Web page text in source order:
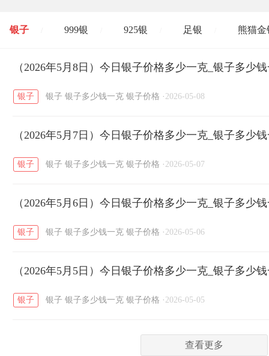
银子 999银 925银 足银 熊猫金
开国纪念币 大清银币 / 长城币 / 老
菜百 周生生 周大生
六福 / 金至尊 / 潮宏基 / 亚一金店
（2026年5月8日）今日银子价格多少一克_银子多少
银子 银子 银子多少钱一克 银子价格 · 2026-05-08
（2026年5月7日）今日银子价格多少一克_银子多少
银子 银子 银子多少钱一克 银子价格 · 2026-05-07
（2026年5月6日）今日银子价格多少一克_银子多少
银子 银子 银子多少钱一克 银子价格 · 2026-05-06
（2026年5月5日）今日银子价格多少一克_银子多少
银子 银子 银子多少钱一克 银子价格 · 2026-05-05
查看更多